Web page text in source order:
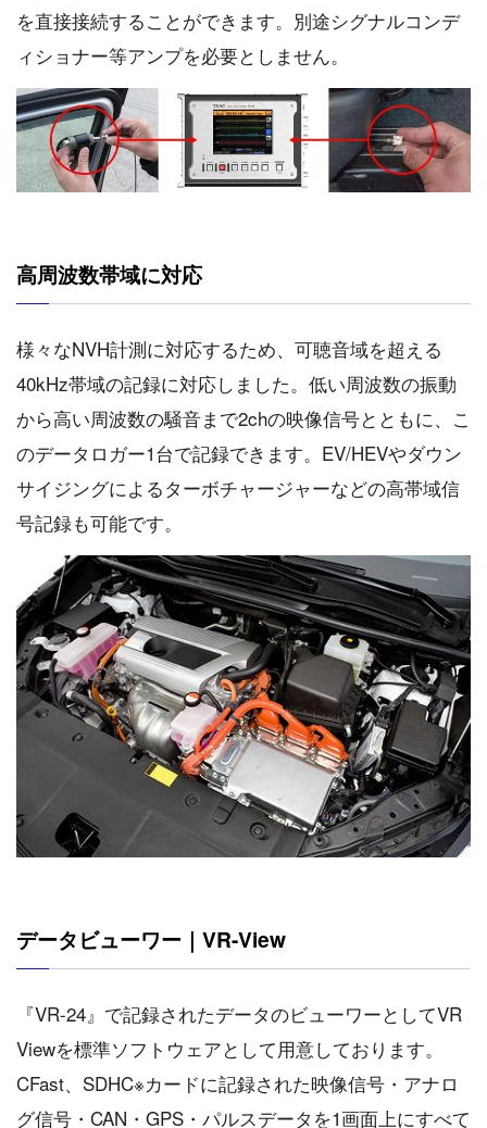
を直接接続することができます。別途シグナルコンデ
ィショナー等アンプを必要としません。
高周波数帯域に対応
様々なNVH計測に対応するため、可聴音域を超える
40kHz帯域の記録に対応しました。低い周波数の振動
から高い周波数の騒音まで2chの映像信号とともに、こ
のデータロガー1台で記録できます。EV/HEVやダウン
サイジングによるターボチャージャーなどの高帯域信
号記録も可能です。
データビューワー｜VR-View
『VR-24』で記録されたデータのビューワーとしてVR
Viewを標準ソフトウェアとして用意しております。
CFast、SDHC※カードに記録された映像信号・アナロ
グ信号・CAN・GPS・パルスデータを1画面上にすべて